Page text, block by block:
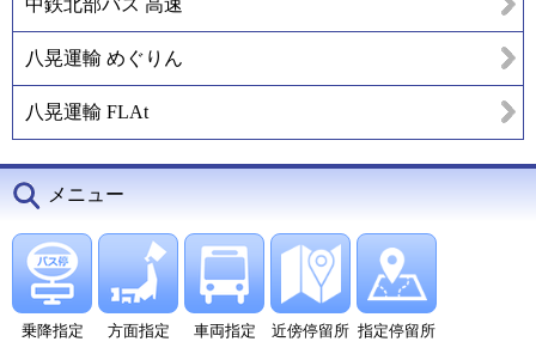
中鉄北部バス 高速
八晃運輸 めぐりん
八晃運輸 FLAt
メニュー
乗降指定 方面指定 車両指定 近傍停留所 指定停留所